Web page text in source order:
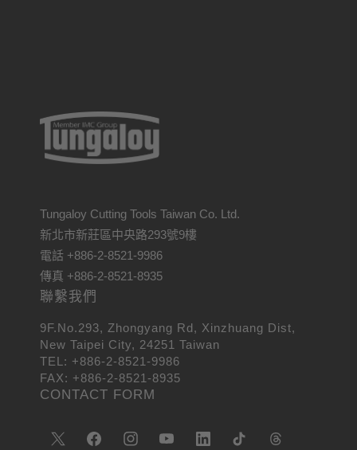
Tungaloy Cutting Tools Taiwan Co. Ltd.
新北市新莊區中央路293號9樓
電話 +886-2-8521-9986
傳真 +886-2-8521-8935
聯繫我們
9F.No.293, Zhongyang Rd, Xinzhuang Dist,
New Taipei City, 24251 Taiwan
TEL: +886-2-8521-9986
FAX: +886-2-8521-8935
CONTACT FORM